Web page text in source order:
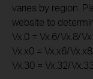
varies by region.
website to
Vx.0 = Vx.6/Vx.8/
Vx.x0 = Vx.x6/
Vx.30 = Vx.32/